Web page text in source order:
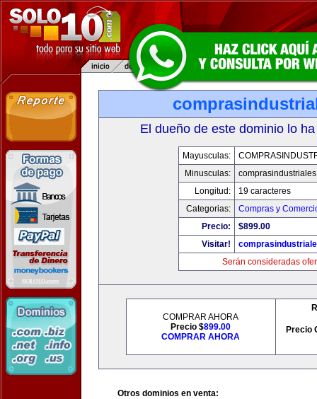
El dueño de este dominio lo
Mayusculas:
Minusculas:
Longitud:
19 caracteres
Categorias:
Compras y
Precio:
$899.00
Visitar!
Serán consideradas
COMPRAR AHORA
Precio $899.00
COMPRAR AHORA
Precio
Otros dominios en venta: